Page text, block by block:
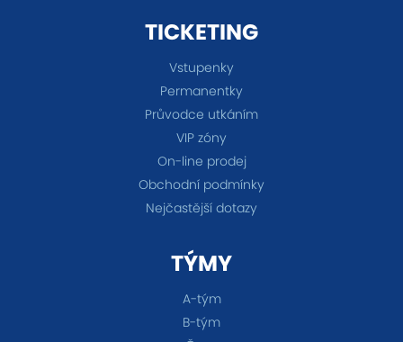
TICKETING
Vstupenky
Permanentky
Průvodce utkáním
VIP zóny
On-line prodej
Obchodní podmínky
Nejčastější dotazy
TÝMY
A-tým
B-tým